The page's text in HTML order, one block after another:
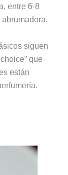
entre 6-8
siguen
que
están